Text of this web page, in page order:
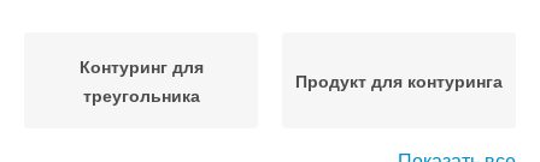
Контуринг для
треугольника
Продукт для контуринга